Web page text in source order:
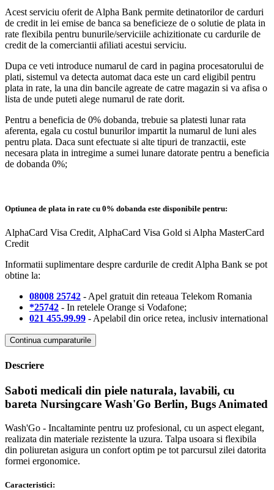
Acest serviciu oferit de Alpha Bank permite detinatorilor de carduri
de credit in lei emise de banca sa beneficieze de o solutie de plata in
rate flexibila pentru bunurile/serviciile achizitionate cu cardurile de
credit de la comerciantii afiliati acestui serviciu.
Dupa ce veti introduce numarul de card in pagina procesatorului de
plati, sistemul va detecta automat daca este un card eligibil pentru
plata in rate, la una din bancile agreate de catre magazin si va afisa o
lista de unde puteti alege numarul de rate dorit.
Pentru a beneficia de 0% dobanda, trebuie sa platesti lunar rata
aferenta, egala cu costul bunurilor impartit la numarul de luni ales
pentru plata. Daca sunt efectuate si alte tipuri de tranzactii, este
necesara plata in intregime a sumei lunare datorate pentru a beneficia
de dobanda 0%;
Optiunea de plata in rate cu 0% dobanda este disponibile pentru:
AlphaCard Visa Credit, AlphaCard Visa Gold si Alpha MasterCard
Credit
Informatii suplimentare despre cardurile de credit Alpha Bank se pot
obtine la:
08008 25742 - Apel gratuit din reteaua Telekom Romania
*25742 - In retelele Orange si Vodafone;
021 455.99.99 - Apelabil din orice retea, inclusiv international
Continua cumparaturile
Descriere
Saboti medicali din piele naturala, lavabili, cu
bareta Nursingcare Wash'Go Berlin, Bugs Animated
Wash'Go - Incaltaminte pentru uz profesional, cu un aspect elegant,
realizata din materiale rezistente la uzura. Talpa usoara si flexibila
din poliuretan asigura un confort optim pe tot parcursul zilei datorita
formei ergonomice.
Caracteristici: